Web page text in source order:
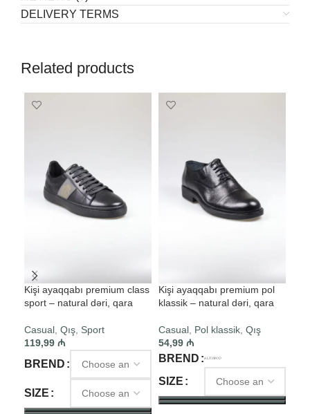
DELIVERY TERMS
Related products
Kişi ayaqqabı premium class
sport – natural dəri, qara
Casual Qış Sport
119,99 ₼
BREND
SIZE
Kişi ayaqqabı premium pol
klassik – natural dəri, qara
Casual Pol klassik Qış
54,99 ₼
BREND
SIZE